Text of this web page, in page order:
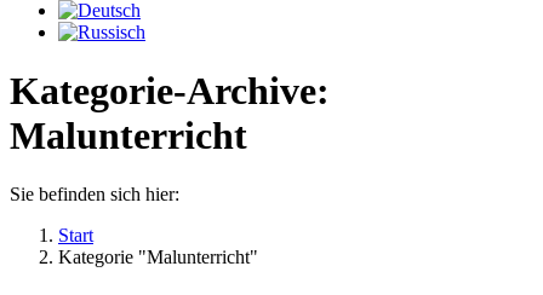
Kategorie-Archive:
Malunterricht
Sie befinden sich hier:
Start
Kategorie "Malunterricht"